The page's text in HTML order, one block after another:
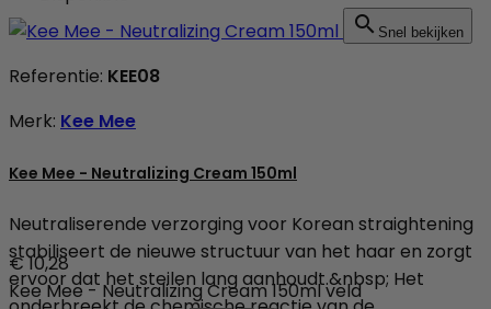
 Snel bekijken
Referentie: KEE08
Merk: Kee Mee
Kee Mee - Neutralizing Cream 150ml
Neutraliserende verzorging voor Korean straightening
stabiliseert de nieuwe structuur van het haar en zorgt
ervoor dat het steilen lang aanhoudt.&nbsp; Het
€ 10,28
Kee Mee - Neutralizing Cream 150ml veld